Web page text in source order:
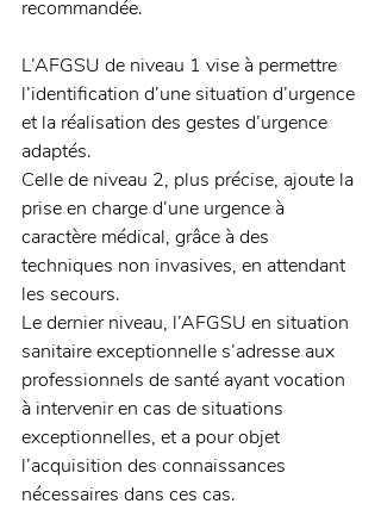
recommandée.
L’AFGSU de niveau 1 vise à permettre
l’identification d’une situation d’urgence
et la réalisation des gestes d’urgence
adaptés.
Celle de niveau 2, plus précise, ajoute la
prise en charge d’une urgence à
caractère médical, grâce à des
techniques non invasives, en attendant
les secours.
Le dernier niveau, l’AFGSU en situation
sanitaire exceptionnelle s’adresse aux
professionnels de santé ayant vocation
à intervenir en cas de situations
exceptionnelles, et a pour objet
l’acquisition des connaissances
nécessaires dans ces cas.